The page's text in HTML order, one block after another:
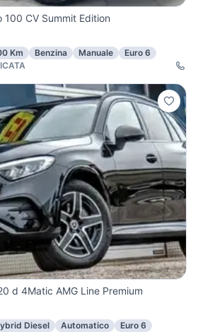
100 CV Summit Edition
Km Benzina Manuale
Euro 6
d 4Matic AMG Line Premium
Diesel Automatico
Euro 6